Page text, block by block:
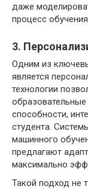
даже
процесс
3.
Одним из
является
технологии
способности,
студента.
машинного
предлагают
максимально
Такой подход не